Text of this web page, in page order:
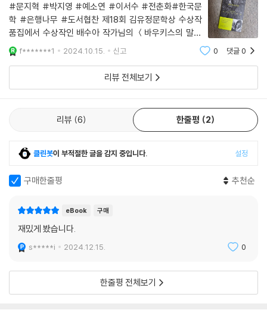
#문지혁 #박지영 #예소연 #이서수 #전춘화#한국문
학 #은행나무 #도서협찬 제18회 김유정문학상 수상작
품집에서 수상작인 배수아 작가님의 ＜바우키스의 말＞
도 궁금했지만 예소연 작가님이 내겐 더 시선이 간다. 예
스마담의 예가 아닌 나의 성을 가진 가진 작가님..기쁜 마
음으로 책속으로 들어가보겠다.바우키스의 말_배수아모
f*******1 2024.10.15. 신고 0 댓글0
리뷰 전체보기
리뷰 6 한줄평 2
클린봇이 부적절한 글을 감지 중입니다. 설정
구매한줄평 추천순
eBook 구매
재밌게 봤습니다.
s*****i 2024.12.15. 0
한줄평 전체보기